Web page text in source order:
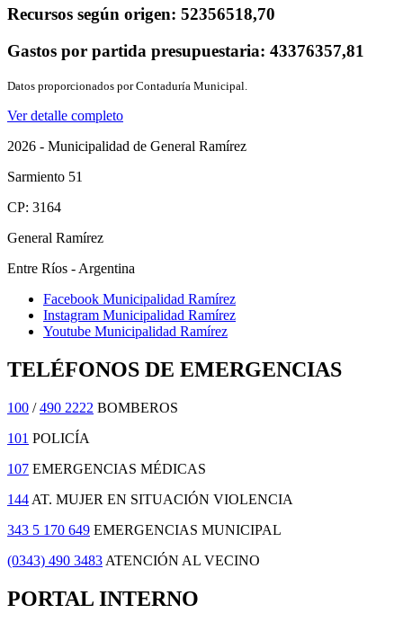
Recursos según origen: 52356518,70
Gastos por partida presupuestaria: 43376357,81
Datos proporcionados por Contaduría Municipal.
Ver detalle completo
2026 - Municipalidad de General Ramírez
Sarmiento 51
CP: 3164
General Ramírez
Entre Ríos - Argentina
Facebook Municipalidad Ramírez
Instagram Municipalidad Ramírez
Youtube Municipalidad Ramírez
TELÉFONOS DE EMERGENCIAS
100 /490 2222 BOMBEROS
101 POLICÍA
107 EMERGENCIAS MÉDICAS
144 AT. MUJER EN SITUACIÓN VIOLENCIA
343 5 170 649 EMERGENCIAS MUNICIPAL
(0343) 490 3483 ATENCIÓN AL VECINO
PORTAL INTERNO